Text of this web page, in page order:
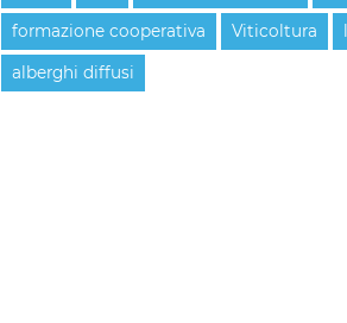
formazione cooperativa Viticoltura
alberghi diffusi